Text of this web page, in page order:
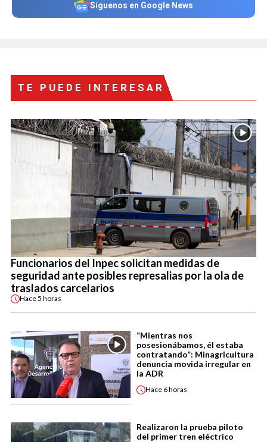
Síguenos en Google News
TE PUEDE INTERESAR
Funcionarios del Inpec solicitan medidas de
seguridad ante posibles represalias por la ola de
traslados carcelarios
Hace5 horas
“Mientras nos
posesionábamos, él estaba
contratando”: Minagricultura
denuncia movida irregular en
la ADR
Hace 6 horas
Realizaron la prueba piloto
del primer tren eléctrico